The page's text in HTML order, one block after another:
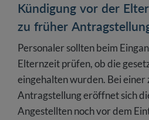
Kündigung vor der
zu früher
Personaler sollten beim
Elternzeit prüfen, ob die
eingehalten wurden. Bei einer
Antragstellung eröffnet sich
Angestellten noch vor dem